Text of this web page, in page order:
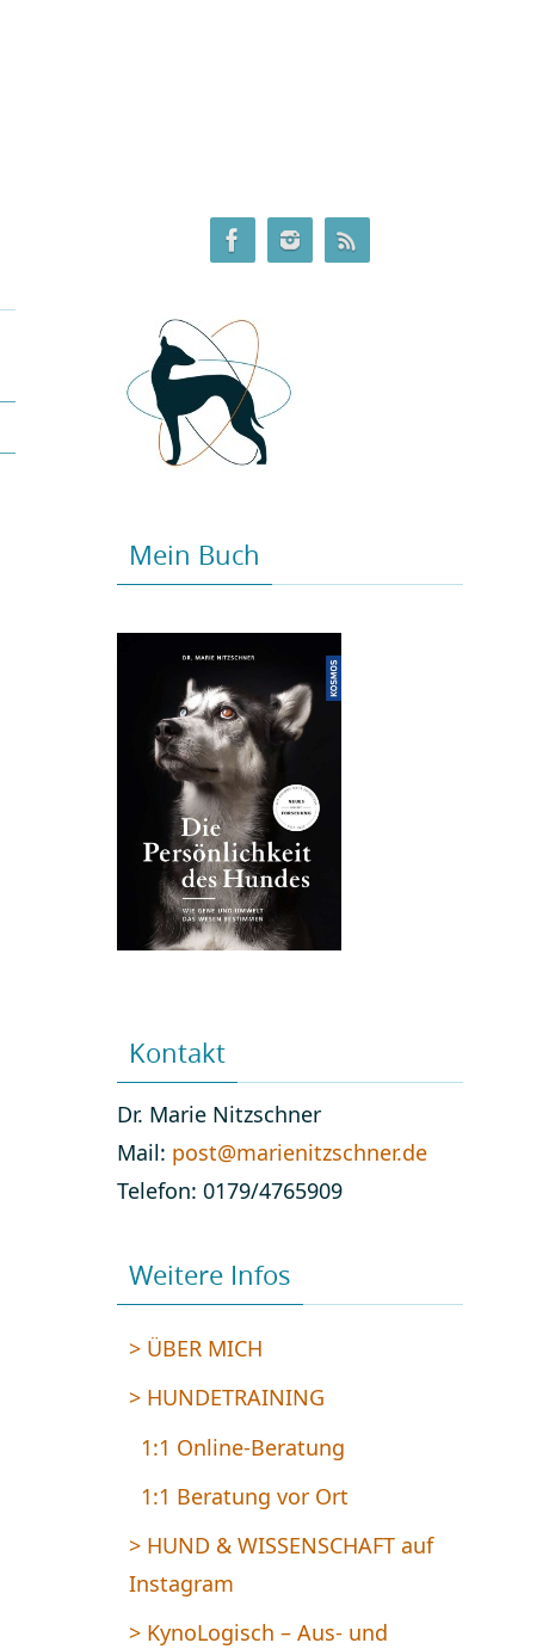
Mein Buch
Kontakt
Dr. Marie Nitzschner
Mail: post@marienitzschner.de
Telefon: 0179/4765909
Weitere Infos
> ÜBER MICH
> HUNDETRAINING
1:1 Online-Beratung
1:1 Beratung vor Ort
> HUND & WISSENSCHAFT auf
Instagram
> KynoLogisch – Aus- und